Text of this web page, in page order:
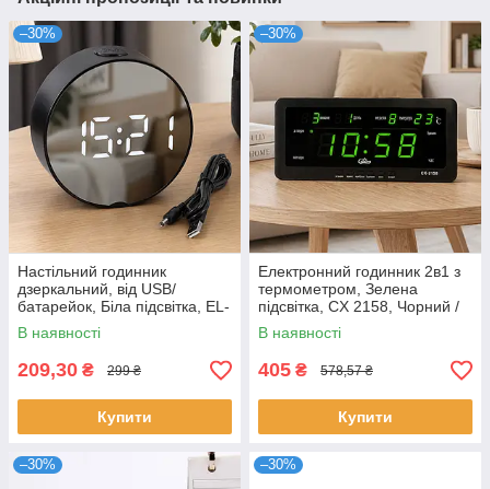
–30%
Настільний годинник
дзеркальний, від USB/
батарейок, Біла підсвітка, EL-
DT-6505, Чорний /
Електронний годинник /
Годинник на стіл
В наявності
209,30 ₴ 299 ₴
Купити
–30%
Електронний годинник 2в1 з
термометром, Зелена
підсвітка, CX 2158, Чорний /
Настільний годинник /
Настінний годинник
В наявності
405 ₴ 578,57 ₴
Купити
–30% –30%